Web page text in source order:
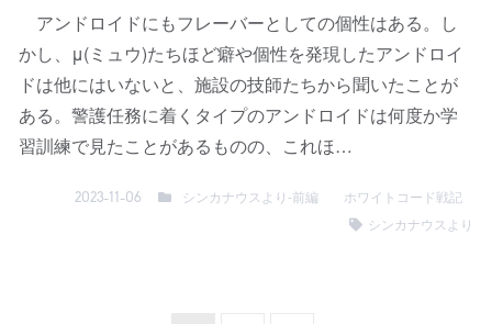
アンドロイドにもフレーバーとしての個性はある。し
かし、μ(ミュウ)たちほど癖や個性を発現したアンドロイ
ドは他にはいないと、施設の技師たちから聞いたことが
ある。警護任務に着くタイプのアンドロイドは何度か学
習訓練で見たことがあるものの、これほ…
2023-11-06 シンカナウスより-前編
ホワイトコード戦記
シンカナウスより